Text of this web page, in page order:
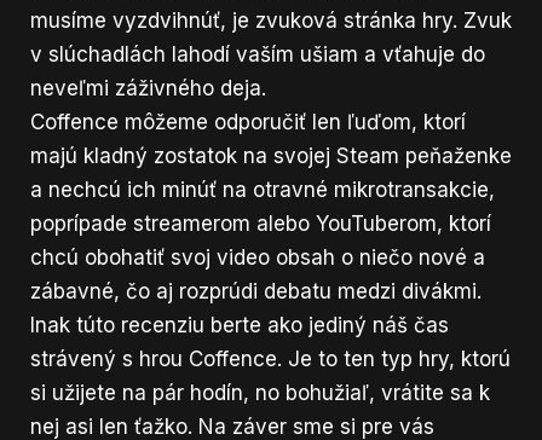
musíme vyzdvihnúť, je zvuková stránka hry. Zvuk
v slúchadlách lahodí vaším ušiam a vťahuje do
neveľmi záživného deja.
Coffence môžeme odporučiť len ľuďom, ktorí
majú kladný zostatok na svojej Steam peňaženke
a nechcú ich minúť na otravné mikrotransakcie,
poprípade streamerom alebo YouTuberom, ktorí
chcú obohatiť svoj video obsah o niečo nové a
zábavné, čo aj rozprúdi debatu medzi divákmi.
Inak túto recenziu berte ako jediný náš čas
strávený s hrou Coffence. Je to ten typ hry, ktorú
si užijete na pár hodín, no bohužiaľ, vrátite sa k
nej asi len ťažko. Na záver sme si pre vás